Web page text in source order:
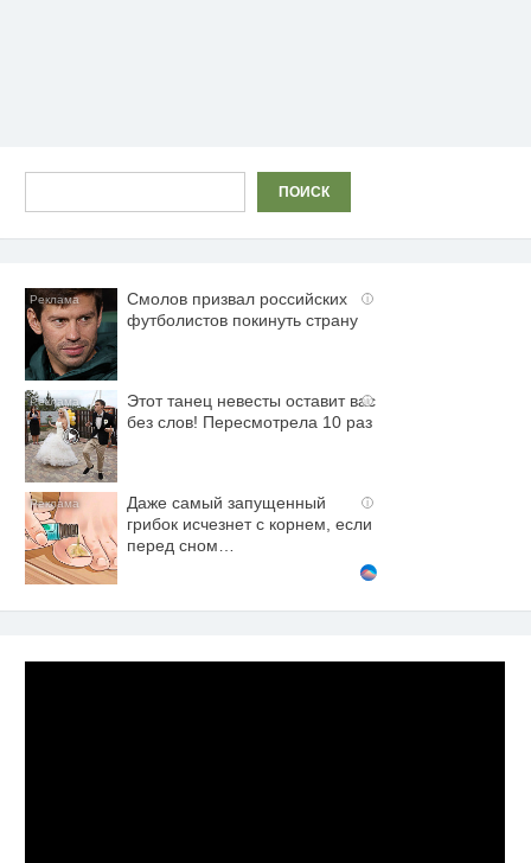
ПОИСК
i
Смолов призвал российских
футболистов покинуть страну
i
Этот танец невесты оставит вас
без слов! Пересмотрела 10 раз
i
Даже самый запущенный
грибок исчезнет с корнем, если
перед сном…